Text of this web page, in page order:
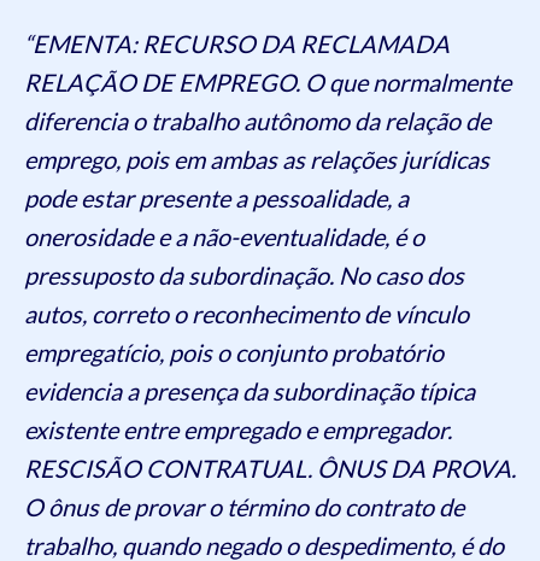
“EMENTA: RECURSO DA RECLAMADA
RELAÇÃO DE EMPREGO. O que normalmente
diferencia o trabalho autônomo da relação de
emprego, pois em ambas as relações jurídicas
pode estar presente a pessoalidade, a
onerosidade e a não-eventualidade, é o
pressuposto da subordinação. No caso dos
autos, correto o reconhecimento de vínculo
empregatício, pois o conjunto probatório
evidencia a presença da subordinação típica
existente entre empregado e empregador.
RESCISÃO CONTRATUAL. ÔNUS DA PROVA.
O ônus de provar o término do contrato de
trabalho, quando negado o despedimento, é do